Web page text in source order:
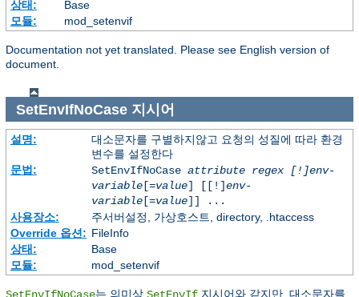
상태:
Base
모듈:
mod_setenvif
Documentation not yet translated. Please see English version of
document.
SetEnvIfNoCase지시어
설명:
대소문자를 구별하지않고 요청의 성질에 따라 환경
변수를 설정한다
문법:
SetEnvIfNoCase attribute regex [!]env-
variable[=value] [[!]env-
variable[=value]] ...
사용장소:
주서버설정, 가상호스트, directory, .htaccess
Override 옵션: FileInfo
상태:
Base
모듈:
mod_setenvif
는 의미상 지시어와 같지만, 대소문자를